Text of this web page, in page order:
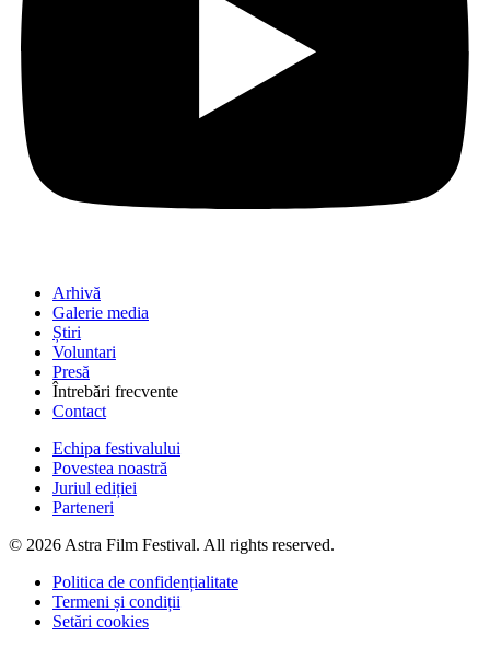
Arhivă
Galerie media
Știri
Voluntari
Presă
Întrebări frecvente
Contact
Echipa festivalului
Povestea noastră
Juriul ediției
Parteneri
© 2026 Astra Film Festival. All rights reserved.
Politica de confidențialitate
Termeni și condiții
Setări cookies